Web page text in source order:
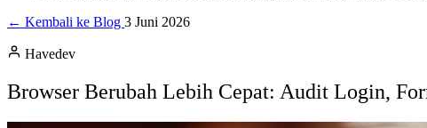
← Kembali ke Blog 3 Juni 2026
Havedev
Browser Berubah Lebih Cepat: Audit Login,